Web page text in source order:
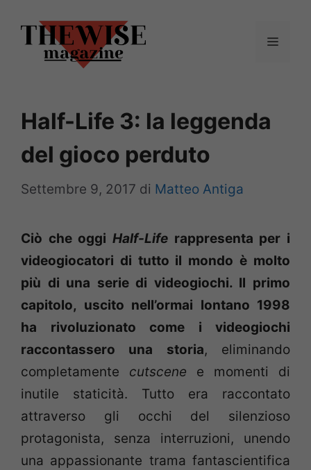
contenuto
Menu
Half-Life 3: la leggenda
del gioco perduto
Settembre 9, 2017 di Matteo Antiga
Ciò che oggi Half-Life rappresenta per i
videogiocatori di tutto il mondo è molto
più di una serie di videogiochi. Il primo
capitolo, uscito nell’ormai lontano 1998
ha rivoluzionato come i videogiochi
raccontassero una storia, eliminando
completamente cutscene e momenti di
inutile staticità. Tutto era raccontato
attraverso gli occhi del silenzioso
protagonista, senza interruzioni, unendo
una appassionante trama fantascientifica